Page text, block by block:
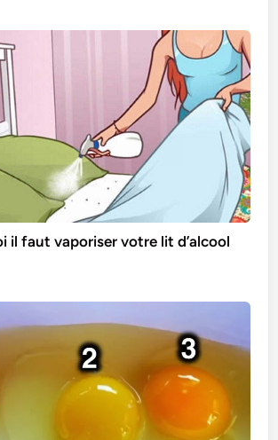
il faut vaporiser votre lit d’alcool